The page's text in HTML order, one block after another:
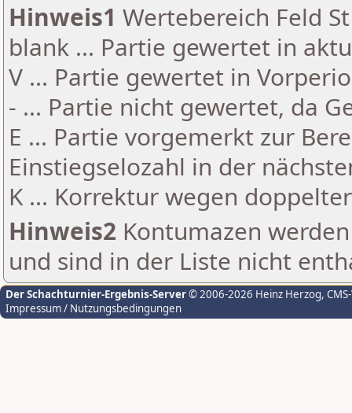
Hinweis1 Wertebereich Feld
blank ... Partie gewertet in
V ... Partie gewertet in
- ... Partie nicht gewertet, da
E ... Partie vorgemerkt zur
Einstiegselozahl in der
K ... Korrektur wegen
Hinweis2 Kontumazen
und sind in der Liste nicht
Der Schachturnier-Ergebnis-Server© 2006-2026 Heinz Herzog,
Impressum / Nutzungsbedingungen